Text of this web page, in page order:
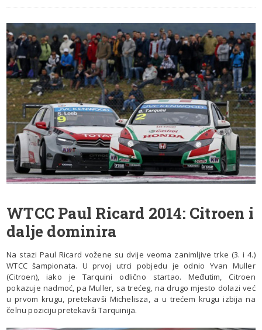
WTCC Paul Ricard 2014: Citroen i
dalje dominira
Na stazi Paul Ricard vožene su dvije veoma zanimljive trke (3. i 4.)
WTCC šampionata. U prvoj utrci pobjedu je odnio Yvan Muller
(Citroen), iako je Tarquini odlično startao. Međutim, Citroen
pokazuje nadmoć, pa Muller, sa trećeg, na drugo mjesto dolazi već
u prvom krugu, pretekavši Michelisza, a u trećem krugu izbija na
čelnu poziciju pretekavši Tarquinija.